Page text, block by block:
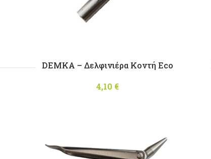
DEMKA – Δελφινιέρα Κοντή Eco
4,10 €